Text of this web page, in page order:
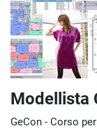
Modellista
GeCon - Corso per